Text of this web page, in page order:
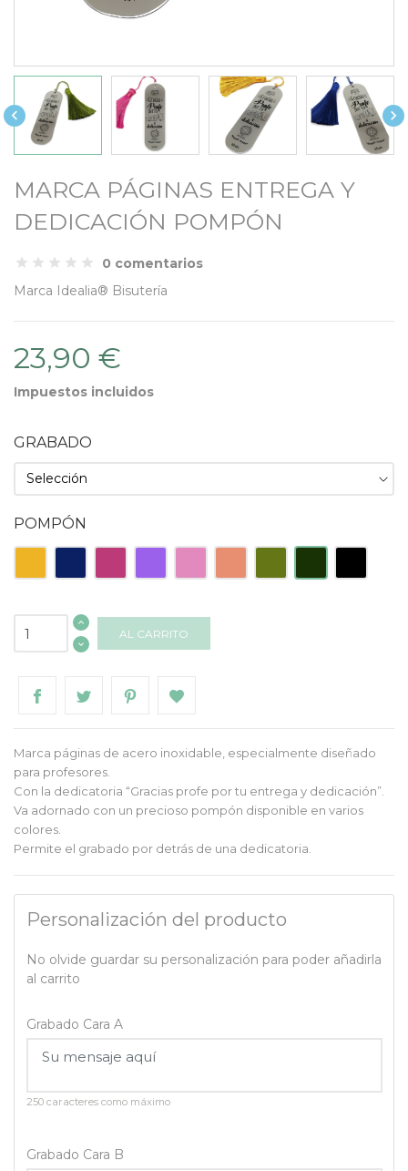
 
MARCA PÁGINAS ENTREGA Y
DEDICACIÓN POMPÓN
0 comentarios
Marca Idealia® Bisutería
23,90 €
Impuestos incluidos
GRABADO
POMPÓN
AmarilloAzul
Oscuro
Fucsia SalmónVerde
Claro
Verde
Oscuro
Negro
AL CARRITO
Marca páginas de acero inoxidable, especialmente diseñado
para profesores.
Con la dedicatoria “Gracias profe por tu entrega y dedicación”.
Va adornado con un precioso pompón disponible en varios
colores.
Permite el grabado por detrás de una dedicatoria.
Personalización del producto
No olvide guardar su personalización para poder añadirla
al carrito
Grabado Cara A
250 caracteres como máximo
Grabado Cara B